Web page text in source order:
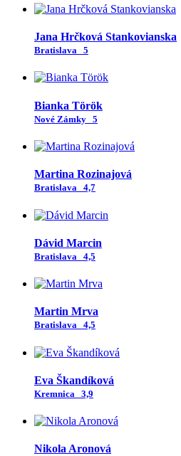
Jana Hrčková Stankovianska
Bratislava 5
Bianka Török
Nové Zámky 5
Martina Rozinajová
Bratislava 4,7
Dávid Marcin
Bratislava 4,5
Martin Mrva
Bratislava 4,5
Eva Škandíková
Kremnica 3,9
Nikola Aronová